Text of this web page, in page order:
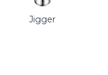
Jigger